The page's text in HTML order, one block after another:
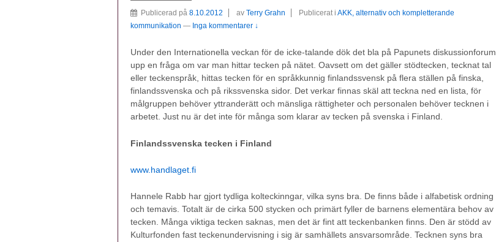
Publicerad på 8.10.2012 av Terry Grahn Publicerat i AKK, alternativ och kompletterande
kommunikation — Inga kommentarer ↓
Under den Internationella veckan för de icke-talande dök det bla på Papunets diskussionforum
upp en fråga om var man hittar tecken på nätet. Oavsett om det gäller stödtecken, tecknat tal
eller teckenspråk, hittas tecken för en språkkunnig finlandssvensk på flera ställen på finska,
finlandssvenska och på rikssvenska sidor. Det verkar finnas skäl att teckna ned en lista, för
målgruppen behöver yttranderätt och mänsliga rättigheter och personalen behöver tecknen i
arbetet. Just nu är det inte för många som klarar av tecken på svenska i Finland.
Finlandssvenska tecken i Finland
www.handlaget.fi
Hannele Rabb har gjort tydliga kolteckinngar, vilka syns bra. De finns både i alfabetisk ordning
och temavis. Totalt är de cirka 500 stycken och primärt fyller de barnens elementära behov av
tecken. Många viktiga tecken saknas, men det är fint att teckenbanken finns. Den är stödd av
Kulturfonden fast teckenundervisning i sig är samhällets ansvarsområde. Tecknen syns bra